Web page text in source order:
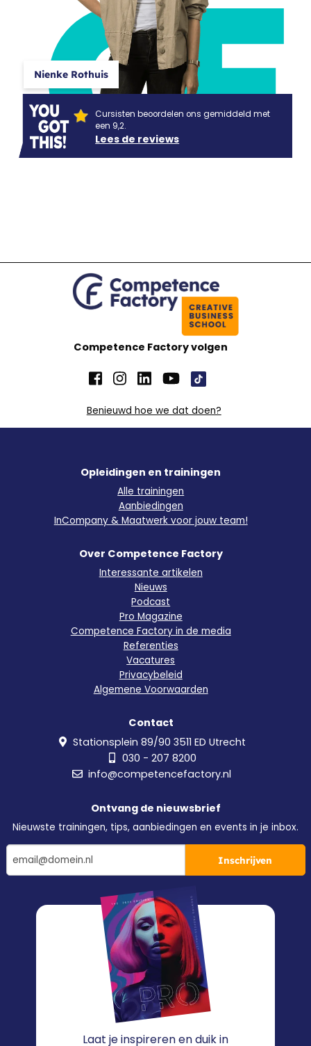
CF
Nienke Rothuis
Cursisten beoordelen ons gemiddeld met
een 9,2.
Lees de reviews
Competence Factory volgen
Benieuwd hoe we dat doen?
Opleidingen en trainingen
Alle trainingen
Aanbiedingen
InCompany & Maatwerk voor jouw team!
Over Competence Factory
Interessante artikelen
Nieuws
Podcast
Pro Magazine
Competence Factory in de media
Referenties
Vacatures
Privacybeleid
Algemene Voorwaarden
Contact
Stationsplein 89/90 3511 ED Utrecht
030 - 207 8200
info@competencefactory.nl
Ontvang de nieuwsbrief
Nieuwste trainingen, tips, aanbiedingen en events in je inbox.
Inschrijven
Laat je inspireren en duik in